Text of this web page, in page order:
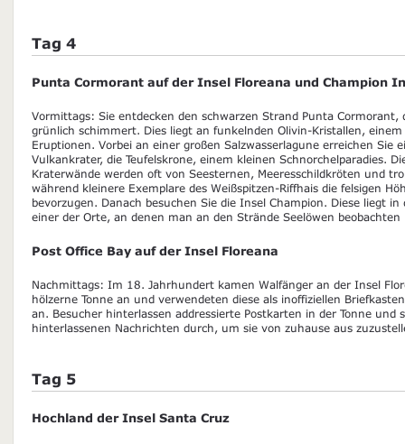
Tag 4
Punta Cormorant auf der Insel Floreana und Champion
Vormittags: Sie entdecken den schwarzen Strand Punta
grünlich schimmert. Dies liegt an funkelnden Olivin-Kristallen,
Eruptionen. Vorbei an einer großen Salzwasserlagune erreichen Sie
Vulkankrater, die Teufelskrone, einem kleinen Schnorchelparadies.
Kraterwände werden oft von Seesternen, Meeresschildkröten und
während kleinere Exemplare des Weißspitzen-Riffhais die felsigen
bevorzugen. Danach besuchen Sie die Insel Champion. Diese liegt
einer der Orte, an denen man an den Strände Seelöwen beobachten
Post Office Bay auf der Insel Floreana
Nachmittags: Im 18. Jahrhundert kamen Walfänger an der Insel
hölzerne Tonne an und verwendeten diese als inoffiziellen
an. Besucher hinterlassen addressierte Postkarten in der Tonne und
hinterlassenen Nachrichten durch, um sie von zuhause aus
Tag 5
Hochland der Insel Santa Cruz